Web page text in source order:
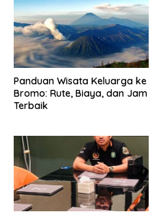
Panduan Wisata Keluarga ke
Bromo: Rute, Biaya, dan Jam
Terbaik